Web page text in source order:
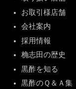
お取引様店舗
会社案内
採用情報
桷志田の歴史
黒酢を知る
黒酢のＱ＆Ａ集